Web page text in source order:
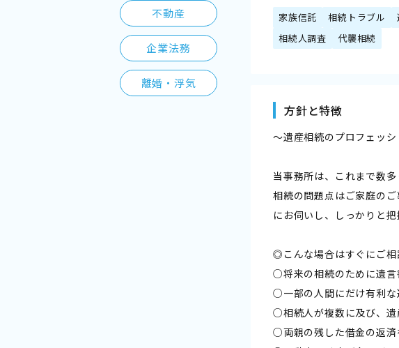
不動産
企業法務
離婚・浮気
家族信託 相続トラブル
相続人調査
代襲相続
方針と特徴
～遺産相続のプロフェッ
当事務所は、これまで数
相続の問題点はご家庭の
にお伺いし、しっかりと
◎こんな場合はすぐにご相
○将来の相続のために遺言
○一部の人間にだけ有利な
○相続人が複数に及び、遺
○両親の残した借金の返済